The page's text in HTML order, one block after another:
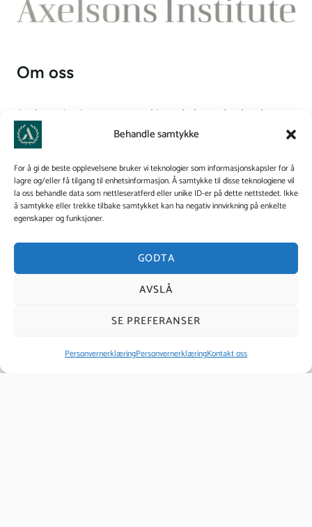
Behandle samtykke
For å gi de beste opplevelsene bruker vi teknologier som informasjonskapsler for å
lagre og/eller få tilgang til enhetsinformasjon. Å samtykke til disse teknologiene vil
la oss behandle data som nettleseratferd eller unike ID-er på dette nettstedet. Ikke
å samtykke eller trekke tilbake samtykket kan ha negativ innvirkning på enkelte
egenskaper og funksjoner.
GODTA
AVSLÅ
SE PREFERANSER
PersonvernerklæringPersonvernerklæringKontakt oss
Om oss
Axelsons Institutt er en anerkjent skole med et bredt
tilbud innen massasje- og hudterapeututdanning. Vi
kombinerer teori og praksis for å gi studentene en
helhetlig forståelse av kroppsterapi og hudpleie, og vi
bygger bro mellom helse og skjønnhet.
Personvernerklæring